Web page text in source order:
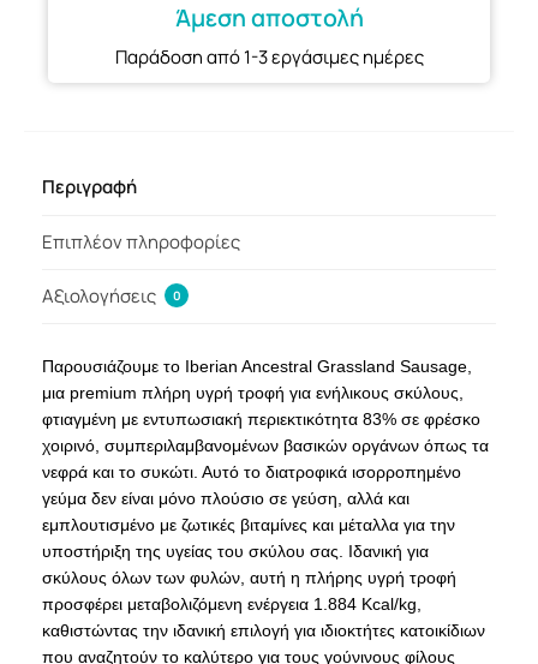
Άμεση αποστολή
Παράδοση από 1-3 εργάσιμες ημέρες
Περιγραφή
Επιπλέον πληροφορίες
Αξιολογήσεις 0
Παρουσιάζουμε το Iberian Ancestral Grassland Sausage,
μια premium πλήρη υγρή τροφή για ενήλικους σκύλους,
φτιαγμένη με εντυπωσιακή περιεκτικότητα 83% σε φρέσκο ​​
χοιρινό, συμπεριλαμβανομένων βασικών οργάνων όπως τα
νεφρά και το συκώτι. Αυτό το διατροφικά ισορροπημένο
γεύμα δεν είναι μόνο πλούσιο σε γεύση, αλλά και
εμπλουτισμένο με ζωτικές βιταμίνες και μέταλλα για την
υποστήριξη της υγείας του σκύλου σας. Ιδανική για
σκύλους όλων των φυλών, αυτή η πλήρης υγρή τροφή
προσφέρει μεταβολιζόμενη ενέργεια 1.884 Kcal/kg,
καθιστώντας την ιδανική επιλογή για ιδιοκτήτες κατοικίδιων
που αναζητούν το καλύτερο για τους γούνινους φίλους